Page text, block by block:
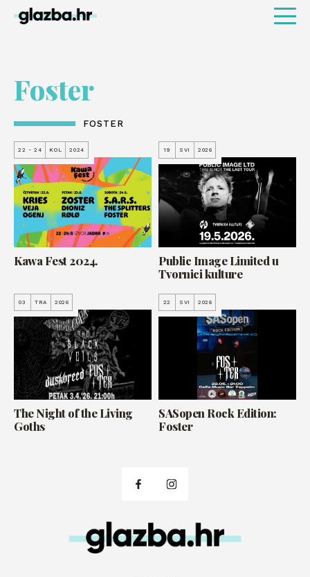
Foster
FOSTER
22 - 24 KOL 2024
Kawa Fest 2024.
19 SVI 2026
Public Image Limited u
Tvornici kulture
03 TRA 2026
The Night of the Living
Goths
22 SVI 2026
SASopen Rock Edition:
Foster